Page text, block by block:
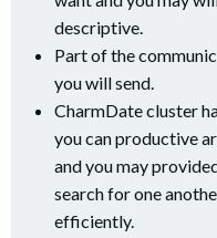
descriptive.
Part of the
you will send.
CharmDate cluster
you can productive
and you may
search for one
efficiently.